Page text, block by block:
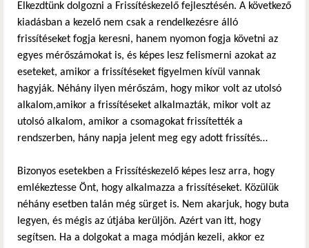
Elkezdtünk dolgozni a Frissítéskezelő fejlesztésén. A következő
kiadásban a kezelő nem csak a rendelkezésre álló
frissítéseket fogja keresni, hanem nyomon fogja követni az
egyes mérőszámokat is, és képes lesz felismerni azokat az
eseteket, amikor a frissítéseket figyelmen kívül vannak
hagyják. Néhány ilyen mérőszám, hogy mikor volt az utolsó
alkalom,amikor a frissítéseket alkalmazták, mikor volt az
utolsó alkalom, amikor a csomagokat frissítették a
rendszerben, hány napja jelent meg egy adott frissítés…
Bizonyos esetekben a Frissítéskezelő képes lesz arra, hogy
emlékeztesse Önt, hogy alkalmazza a frissítéseket. Közülük
néhány esetben talán még sürget is. Nem akarjuk, hogy buta
legyen, és mégis az útjába kerüljön. Azért van itt, hogy
segítsen. Ha a dolgokat a maga módján kezeli, akkor ez